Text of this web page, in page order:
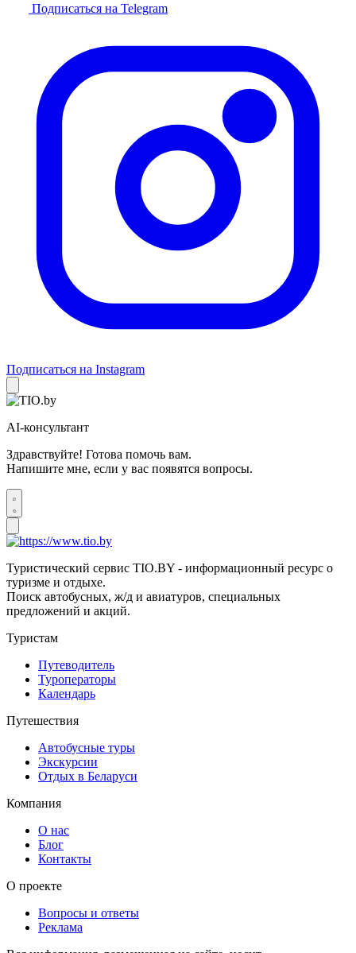
Подписаться на Telegram
Подписаться на Instagram
AI-консультант
Здравствуйте! Готова помочь вам.
Напишите мне, если у вас появятся вопросы.
Туристический сервис TIO.BY - информационный ресурс о
туризме и отдыхе.
Поиск автобусных, ж/д и авиатуров, специальных
предложений и акций.
Туристам
Путеводитель
Туроператоры
Календарь
Путешествия
Автобусные туры
Экскурсии
Отдых в Беларуси
Компания
О нас
Блог
Контакты
О проекте
Вопросы и ответы
Реклама